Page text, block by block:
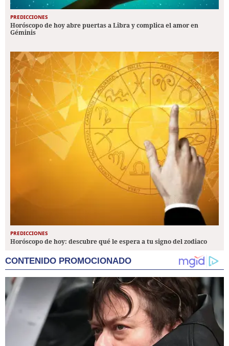
PREDICCIONES
Horóscopo de hoy abre puertas a Libra y complica el amor en
Géminis
PREDICCIONES
Horóscopo de hoy: descubre qué le espera a tu signo del zodiaco
CONTENIDO PROMOCIONADO